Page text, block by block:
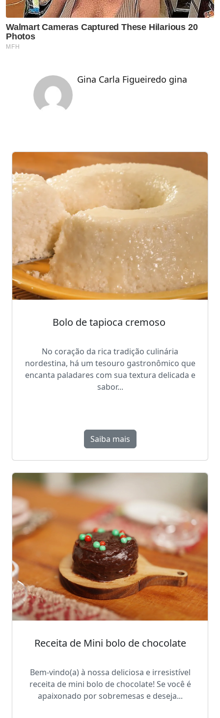
Gina Carla Figueiredo gina
Bolo de tapioca cremoso
No coração da rica tradição culinária
nordestina, há um tesouro gastronômico que
encanta paladares com sua textura delicada e
sabor...
Saiba mais
Receita de Mini bolo de chocolate
Bem-vindo(a) à nossa deliciosa e irresistível
receita de mini bolo de chocolate! Se você é
apaixonado por sobremesas e deseja...